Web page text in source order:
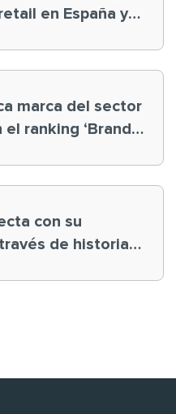
en España y
marca del sector
‘Brand
con su
de historias